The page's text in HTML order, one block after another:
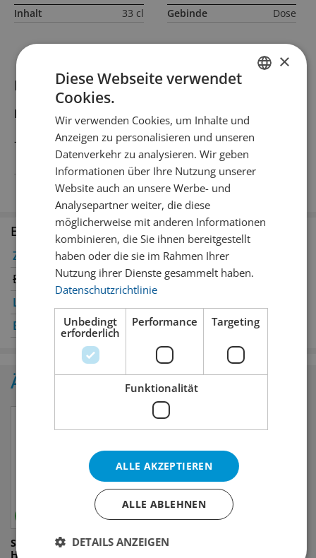
Informationen zum Produkt
Produktbeschreibung
–
Schweiz
Inhalt 33 cl Gebinde Dose
Erhältlich in den Filialen
Zürich
✔
Bern
Luzern
Basel
Winterthur
Genève
St. Gallen
Ähnliche Produkte
Samuel's Schorle
Hagebutte-Himbeer
Kids Drink Barbie
FRENCH
×
Diese Webseite verwendet
Cookies.
Wir verwenden Cookies, um Inhalte und
Anzeigen zu personalisieren und unseren
Datenverkehr zu analysieren. Wir geben
Informationen über Ihre Nutzung unserer
Website auch an unsere Werbe- und
Analysepartner weiter, die diese
möglicherweise mit anderen Informationen
kombinieren, die Sie ihnen bereitgestellt
haben oder die sie im Rahmen Ihrer
Nutzung ihrer Dienste gesammelt haben.
Datenschutzrichtlinie
Unbedingt
erforderlich
Performance Targeting
Funktionalität
ALLE AKZEPTIEREN
ALLE ABLEHNEN
DETAILS ANZEIGEN